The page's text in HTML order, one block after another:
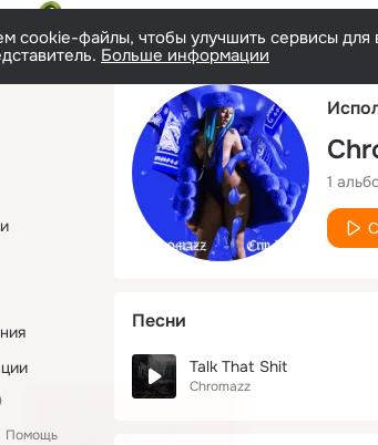
cookie-файлы, чтобы улучшить сервисы
Больше информации
Помощь
1
Песни
Talk That Shit
Chromazz